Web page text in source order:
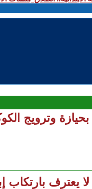
وترويج